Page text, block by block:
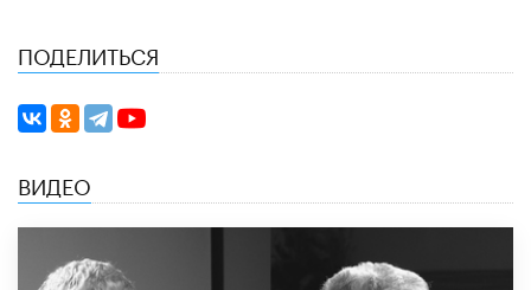
ПОДЕЛИТЬСЯ
ВИДЕО